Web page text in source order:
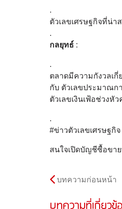
.
ตัวเลขเศรษฐกิจที่น่า
.
กลยุทธ์ :
.
ตลาดมีความกังวลเกี่
กับ ตัวเลขประมาณก
ตัวเลขเงินเฟ้อช่วงหั
.
#ข่าวตัวเลขเศรษฐกิ
สนใจเปิดบัญชีซื้อขา
บทความก่อนหน้า